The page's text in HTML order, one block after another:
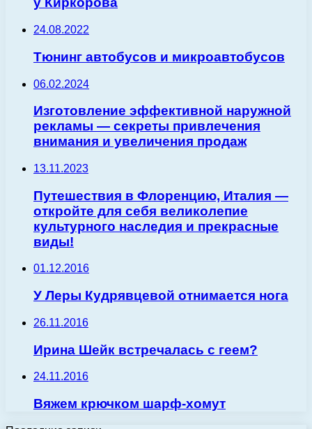
24.08.2022
Тюнинг автобусов и микроавтобусов
06.02.2024
Изготовление эффективной наружной
рекламы — секреты привлечения
внимания и увеличения продаж
13.11.2023
Путешествия в Флоренцию, Италия —
откройте для себя великолепие
культурного наследия и прекрасные
виды!
01.12.2016
У Леры Кудрявцевой отнимается нога
26.11.2016
Ирина Шейк встречалась с геем?
24.11.2016
Вяжем крючком шарф-хомут